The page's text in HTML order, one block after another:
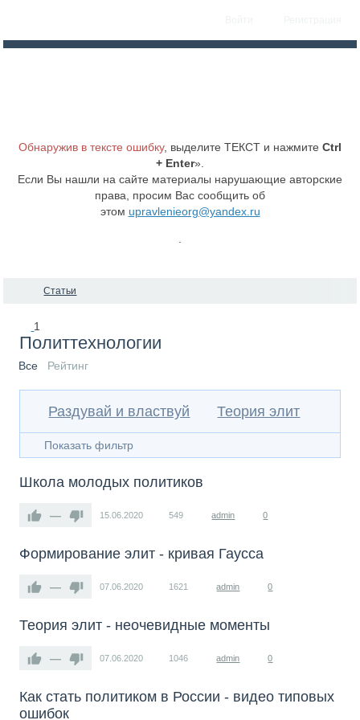
Обнаружив в тексте ошибку, выделите ТЕКСТ и нажмите Ctrl
+ Enter».
Если Вы нашли на сайте материалы нарушающие авторские
права, просим Вас сообщить об
этом upravlenieorg@yandex.ru
Статьи
1
Политтехнологии
Все Рейтинг
Раздувай и властвуй Теория элит
Показать фильтр
Школа молодых политиков
— 15.06.2020 549 admin 0
Формирование элит - кривая Гаусса
— 07.06.2020 1621 admin 0
Теория элит - неочевидные моменты
— 07.06.2020 1046 admin 0
Как стать политиком в России - видео типовых
ошибок